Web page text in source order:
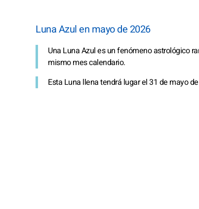
Luna Azul en mayo de 2026
Una Luna Azul es un fenómeno astrológico
mismo mes calendario.
Esta Luna llena tendrá lugar el 31 de mayo